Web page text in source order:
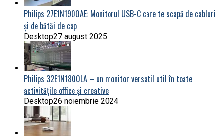
Philips 27E1N1900AE: Monitorul USB-C care te scapă de cabluri
și de bătăi de cap
Desktop27 august 2025
Philips 32E1N1800LA – un monitor versatil util în toate
activitățile office și creative
Desktop26 noiembrie 2024